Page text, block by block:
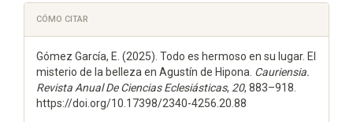
Detalles
del
artículo
CÓMO CITAR
Gómez García, E. (2025). Todo es hermoso en su lugar. El
misterio de la belleza en Agustín de Hipona. Cauriensia.
Revista Anual De Ciencias Eclesiásticas, 20, 883–918.
https://doi.org/10.17398/2340-4256.20.88